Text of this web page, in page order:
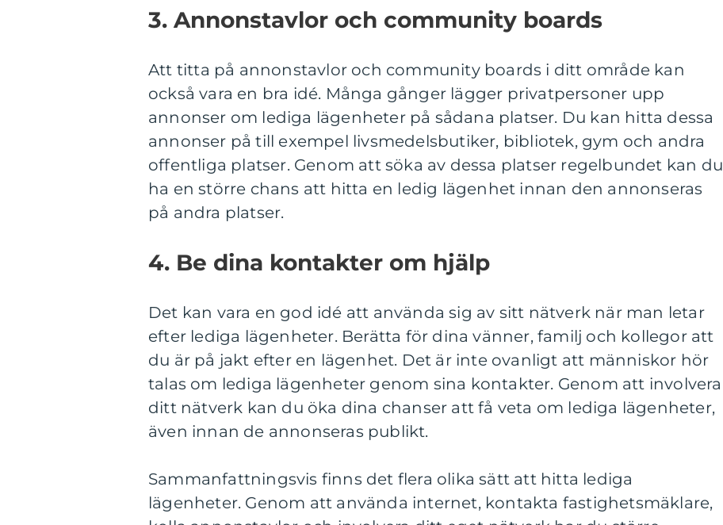
3. Annonstavlor och community boards
Att titta på annonstavlor och community boards i ditt område kan
också vara en bra idé. Många gånger lägger privatpersoner upp
annonser om lediga lägenheter på sådana platser. Du kan hitta dessa
annonser på till exempel livsmedelsbutiker, bibliotek, gym och andra
offentliga platser. Genom att söka av dessa platser regelbundet kan du
ha en större chans att hitta en ledig lägenhet innan den annonseras
på andra platser.
4. Be dina kontakter om hjälp
Det kan vara en god idé att använda sig av sitt nätverk när man letar
efter lediga lägenheter. Berätta för dina vänner, familj och kollegor att
du är på jakt efter en lägenhet. Det är inte ovanligt att människor hör
talas om lediga lägenheter genom sina kontakter. Genom att involvera
ditt nätverk kan du öka dina chanser att få veta om lediga lägenheter,
även innan de annonseras publikt.
Sammanfattningsvis finns det flera olika sätt att hitta lediga
lägenheter. Genom att använda internet, kontakta fastighetsmäklare,